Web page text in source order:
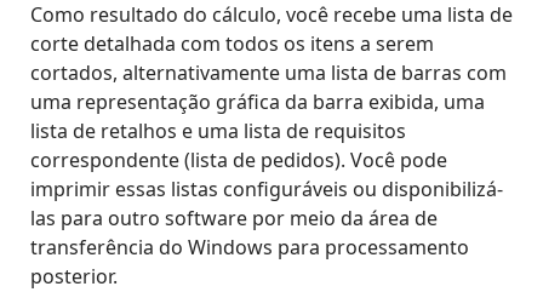
Como resultado do cálculo, você recebe uma lista de
corte detalhada com todos os itens a serem
cortados, alternativamente uma lista de barras com
uma representação gráfica da barra exibida, uma
lista de retalhos e uma lista de requisitos
correspondente (lista de pedidos). Você pode
imprimir essas listas configuráveis ​​ou disponibilizá-
las para outro software por meio da área de
transferência do Windows para processamento
posterior.